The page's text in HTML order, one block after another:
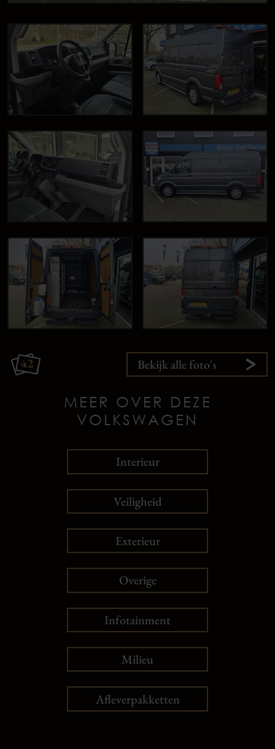
42 Bekijk alle foto's
MEER OVER DEZE
VOLKSWAGEN
Interieur
Veiligheid
Exterieur
Overige
Infotainment
Milieu
Afleverpakketten